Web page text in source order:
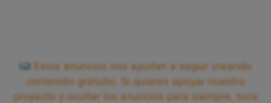
Estos anuncios nos ayudan a seguir creando
contenido gratuito. Si quieres apoyar nuestro
proyecto y ocultar los anuncios para siempre, toca